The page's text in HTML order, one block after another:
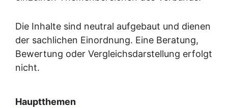
Die Inhalte sind neutral aufgebaut und dienen
der sachlichen Einordnung. Eine Beratung,
Bewertung oder Vergleichsdarstellung erfolgt
nicht.
Hauptthemen